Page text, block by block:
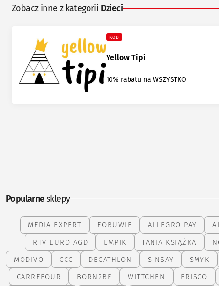
Zobacz inne z kategorii Dzieci
KOD
Yellow Tipi
10% rabatu na WSZYSTKO
Popularnesklepy
MEDIA EXPERT EOBUWIE ALLEGRO PAY
RTV EURO AGD
EMPIK TANIA KSIĄŻKA
MODIVO
CCC DECATHLON SINSAY
SMYK
CARREFOUR
BORN2BE WITTCHEN
FRISCO